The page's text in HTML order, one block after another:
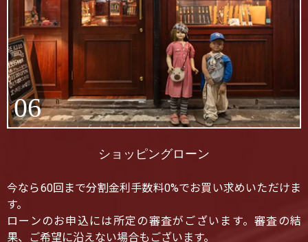
06
ショッピングローン
今なら60回まで分割金利手数料0%でお買い求めいただけま
す。
ローンのお申込には所定の審査がございます。審査の結
果、ご希望に沿えない場合もございます。